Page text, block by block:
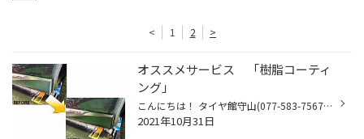
< 1 2 >
オススメサービス 「樹脂コーティ
ング」
こんにちは！ タイヤ館守山(077-583-7567) 日記担当のゆあさです！ 本日は朝から暖かいですね(#^.^#) お出かけ前に是非タイヤ館守山で 無料の点検をお勧めいたします！！ さて、タイヤ館は今年に入り 新メニューを施工しております！ その名も「樹脂コーティング」！ 車の外装にはプラスチック部品...
2021年10月31日